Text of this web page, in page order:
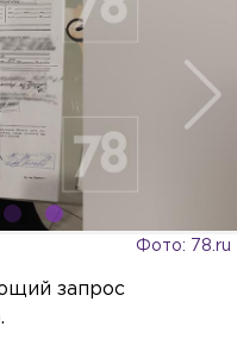
Фото: 78.ru
запрос